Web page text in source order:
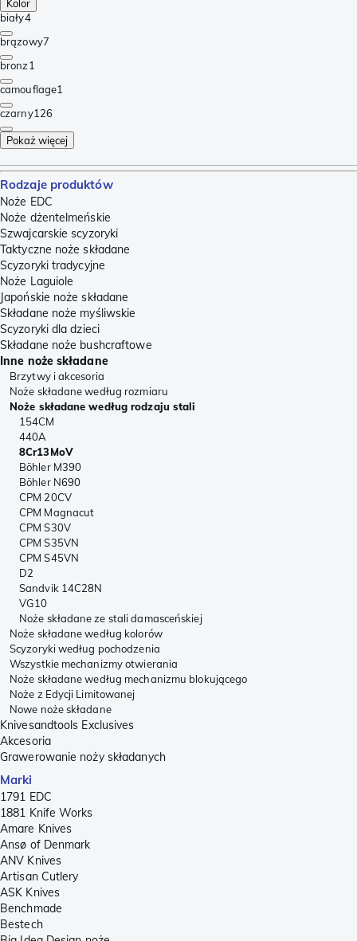
Kolor
biały4
brązowy7
bronz1
camouflage1
czarny126
Pokaż więcej
Rodzaje produktów
Noże EDC
Noże dżentelmeńskie
Szwajcarskie scyzoryki
Taktyczne noże składane
Scyzoryki tradycyjne
Noże Laguiole
Japońskie noże składane
Składane noże myśliwskie
Scyzoryki dla dzieci
Składane noże bushcraftowe
Inne noże składane
Brzytwy i akcesoria
Noże składane według rozmiaru
Noże składane według rodzaju stali
154CM
440A
8Cr13MoV
Böhler M390
Böhler N690
CPM 20CV
CPM Magnacut
CPM S30V
CPM S35VN
CPM S45VN
D2
Sandvik 14C28N
VG10
Noże składane ze stali damasceńskiej
Noże składane według kolorów
Scyzoryki według pochodzenia
Wszystkie mechanizmy otwierania
Noże składane według mechanizmu blokującego
Noże z Edycji Limitowanej
Nowe noże składane
Knivesandtools Exclusives
Akcesoria
Grawerowanie noży składanych
Marki
1791 EDC
1881 Knife Works
Amare Knives
Ansø of Denmark
ANV Knives
Artisan Cutlery
ASK Knives
Benchmade
Bestech